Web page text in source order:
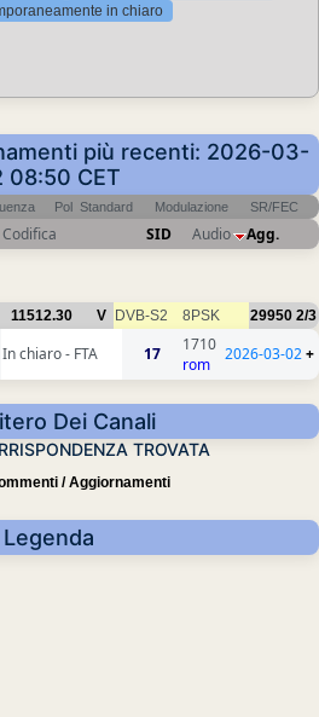
in chiaro
più recenti: 2026-03-
08:50 CET
Pol Standard Modulazione SR/FEC
Codifica SID Audio Agg.
11512.30 V DVB-S2 8PSK 29950 2/3
In chiaro - FTA 17
1710
rom
2026-03-02+
Dei Canali
TROVATA
/ Aggiornamenti
Legenda